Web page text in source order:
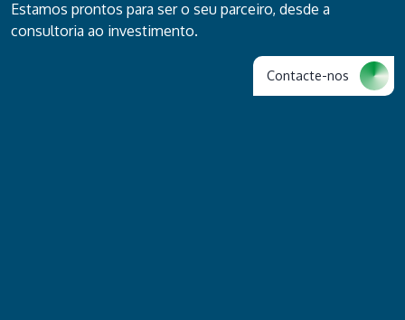
Estamos prontos para ser o seu parceiro, desde a
consultoria ao investimento.
Contacte-nos